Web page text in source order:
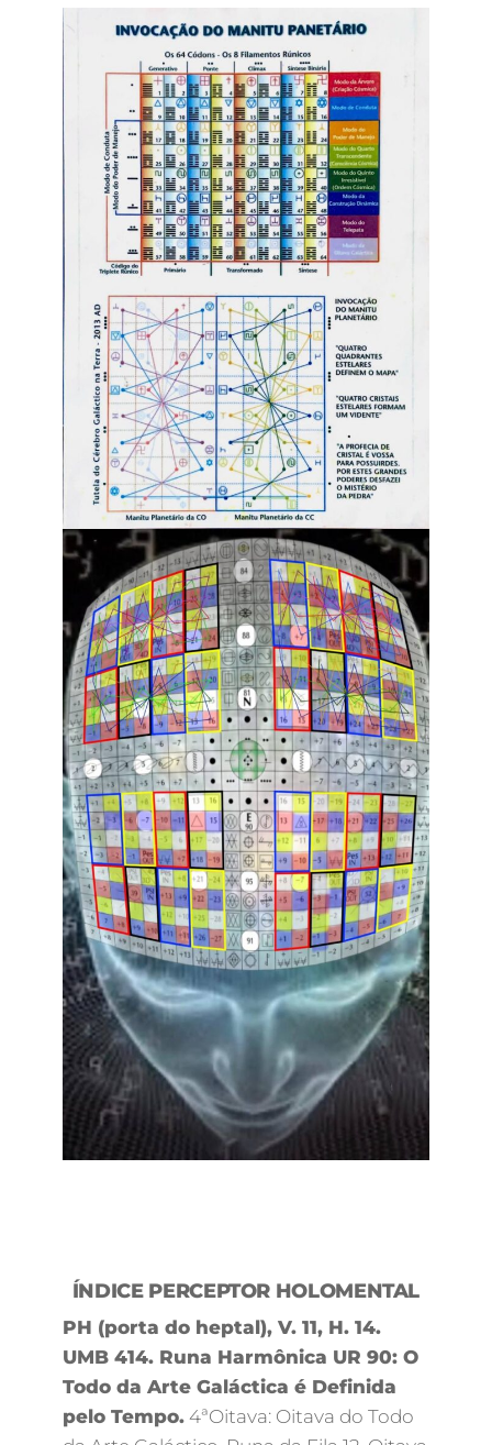
ÍNDICE PERCEPTOR HOLOMENTAL
PH (porta do heptal), V. 11, H. 14.
UMB 414. Runa Harmônica UR 90: O
Todo da Arte Galáctica é Definida
pelo Tempo.4ªOitava: Oitava do Todo